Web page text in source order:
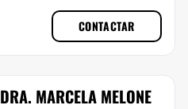
CONTACTAR
DRA. MARCELA MELONE